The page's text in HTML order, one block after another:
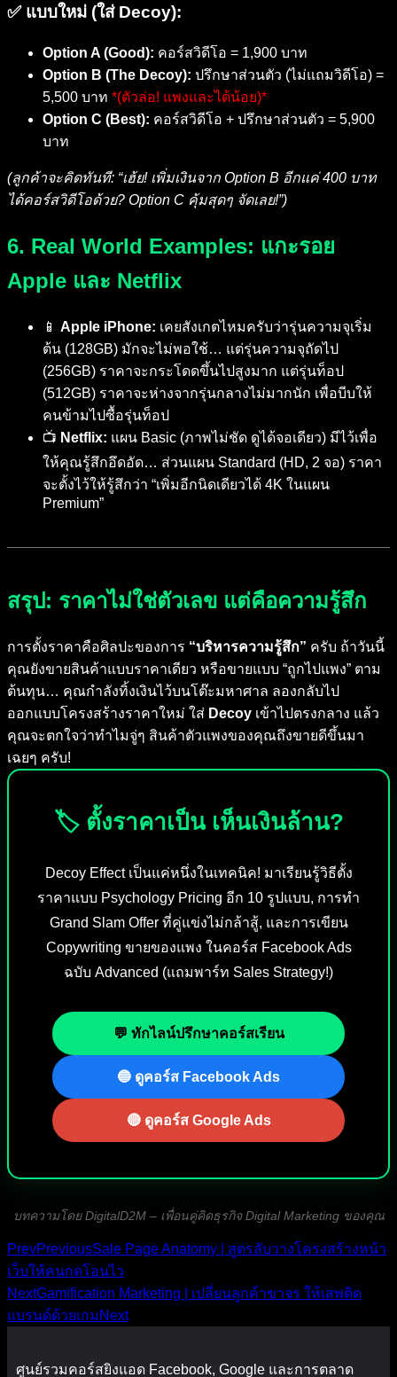
✅ แบบใหม่ (ใส่ Decoy):
Option A (Good): คอร์สวิดีโอ = 1,900 บาท
Option B (The Decoy): ปรึกษาส่วนตัว (ไม่แถมวิดีโอ) =
5,500 บาท *(ตัวล่อ! แพงและได้น้อย)*
Option C (Best): คอร์สวิดีโอ + ปรึกษาส่วนตัว = 5,900
บาท
(ลูกค้าจะคิดทันที: “เฮ้ย! เพิ่มเงินจาก Option B อีกแค่ 400 บาท
ได้คอร์สวิดีโอด้วย? Option C คุ้มสุดๆ จัดเลย!”)
6. Real World Examples: แกะรอย
Apple และ Netflix
📱 Apple iPhone: เคยสังเกตไหมครับว่ารุ่นความจุเริ่ม
ต้น (128GB) มักจะไม่พอใช้… แต่รุ่นความจุถัดไป
(256GB) ราคาจะกระโดดขึ้นไปสูงมาก แต่รุ่นท็อป
(512GB) ราคาจะห่างจากรุ่นกลางไม่มากนัก เพื่อบีบให้
คนข้ามไปซื้อรุ่นท็อป
📺 Netflix: แผน Basic (ภาพไม่ชัด ดูได้จอเดียว) มีไว้เพื่อ
ให้คุณรู้สึกอึดอัด… ส่วนแผน Standard (HD, 2 จอ) ราคา
จะตั้งไว้ให้รู้สึกว่า “เพิ่มอีกนิดเดียวได้ 4K ในแผน
Premium”
สรุป: ราคาไม่ใช่ตัวเลข แต่คือความรู้สึก
การตั้งราคาคือศิลปะของการ “บริหารความรู้สึก” ครับ ถ้าวันนี้
คุณยังขายสินค้าแบบราคาเดียว หรือขายแบบ “ถูกไปแพง” ตาม
ต้นทุน… คุณกำลังทิ้งเงินไว้บนโต๊ะมหาศาล ลองกลับไป
ออกแบบโครงสร้างราคาใหม่ ใส่ Decoy เข้าไปตรงกลาง แล้ว
คุณจะตกใจว่าทำไมจู่ๆ สินค้าตัวแพงของคุณถึงขายดีขึ้นมา
เฉยๆ ครับ!
🏷️ ตั้งราคาเป็น เห็นเงินล้าน?
Decoy Effect เป็นแค่หนึ่งในเทคนิค! มาเรียนรู้วิธีตั้ง
ราคาแบบ Psychology Pricing อีก 10 รูปแบบ, การทำ
Grand Slam Offer ที่คู่แข่งไม่กล้าสู้, และการเขียน
Copywriting ขายของแพง ในคอร์ส Facebook Ads
ฉบับ Advanced (แถมพาร์ท Sales Strategy!)
💬 ทักไลน์ปรึกษาคอร์สเรียน
🔵 ดูคอร์ส Facebook Ads
🔴 ดูคอร์ส Google Ads
บทความโดย DigitalD2M – เพื่อนคู่คิดธุรกิจ Digital Marketing ของคุณ
PrevPreviousSale Page Anatomy | สูตรลับวางโครงสร้างหน้า
เว็บให้คนกดโอนไว
NextGamification Marketing | เปลี่ยนลูกค้าขาจร ให้เสพติด
แบรนด์ด้วยเกม Next
ศูนย์รวมคอร์สยิงแอด Facebook, Google และการตลาด